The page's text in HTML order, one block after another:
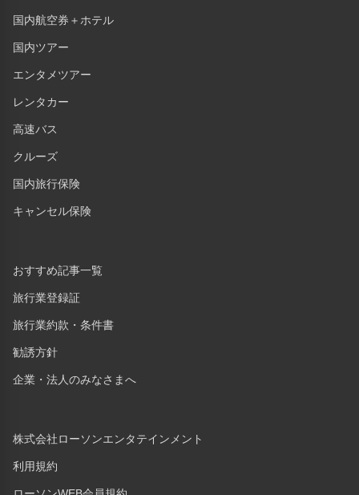
国内航空券＋ホテル
国内ツアー
エンタメツアー
レンタカー
高速バス
クルーズ
国内旅行保険
キャンセル保険
おすすめ記事一覧
旅行業登録証
旅行業約款・条件書
勧誘方針
企業・法人のみなさまへ
株式会社ローソンエンタテインメント
利用規約